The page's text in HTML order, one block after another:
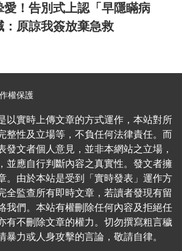
愛！告別式上認「早隱瞞病
原諒我簽放棄急救
權保護
以實時上傳文章的方式運作，本站對所
整性及立場等，不負任何法律責任。而
發文者個人意見，並非本網站之立場，
並應自行判斷內容之真實性。發文者擁
。由於本站是受到「實時發表」運作方
全監查所有即時文章，若讀者發現有留
我們。本站有權刪除任何內容及拒絕任
有不刪除文章的權力。切勿撰寫粗言穢
暴力或人身攻擊的言論，敬請自律。